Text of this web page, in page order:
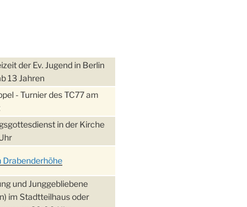
der Ev. Jugend in Berlin
13 Jahren
- Turnier des TC77 am
in der Kirche
Drabenderhöhe
und Junggebliebene
im Stadtteilhaus oder